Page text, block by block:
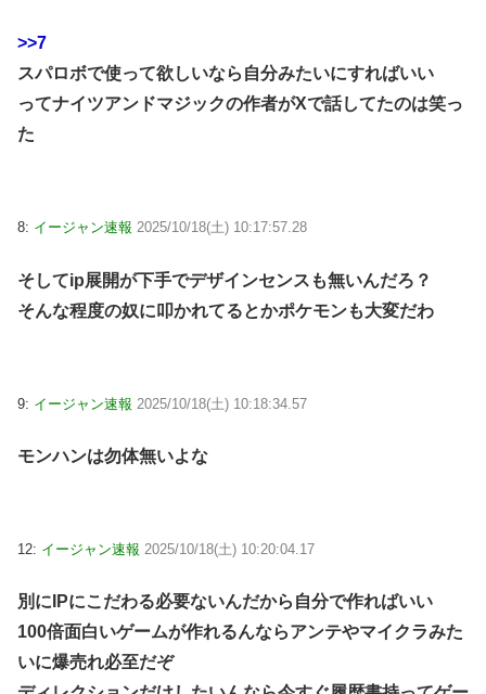
>>7
スパロボで使って欲しいなら自分みたいにすればいい
ってナイツアンドマジックの作者がXで話してたのは笑っ
た
8: イージャン速報 2025/10/18(土) 10:17:57.28
そしてip展開が下手でデザインセンスも無いんだろ？
そんな程度の奴に叩かれてるとかポケモンも大変だわ
9: イージャン速報 2025/10/18(土) 10:18:34.57
モンハンは勿体無いよな
12: イージャン速報 2025/10/18(土) 10:20:04.17
別にIPにこだわる必要ないんだから自分で作ればいい
100倍面白いゲームが作れるんならアンテやマイクラみた
いに爆売れ必至だぞ